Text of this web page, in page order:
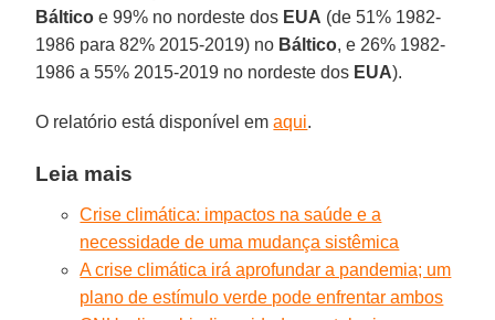
Báltico e 99% no nordeste dos EUA (de 51% 1982-
1986 para 82% 2015-2019) no Báltico, e 26% 1982-
1986 a 55% 2015-2019 no nordeste dos EUA).
O relatório está disponível emaqui.
Leia mais
Crise climática: impactos na saúde e a
necessidade de uma mudança sistêmica
A crise climática irá aprofundar a pandemia; um
plano de estímulo verde pode enfrentar ambos